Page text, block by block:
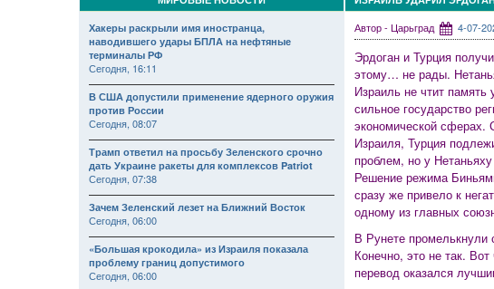
Автор - Царьград 4-07-
Эрдоган и Турция
этому… не рады.
Израиль не чтит
сильное государство
экономической сферах.
Израиля, Турция
проблем, но у
Решение режима
сразу же привело к
одному из главных
В Рунете промелькнули
Конечно, это не так.
перевод оказался
Хакеры раскрыли имя иностранца,
наводившего удары БПЛА на нефтяные
терминалы РФ
Сегодня, 16:11
В США допустили применение ядерного оружия
против России
Сегодня, 08:07
Трамп ответил на просьбу Зеленского срочно
дать Украине ракеты для комплексов Patriot
Сегодня, 07:38
Зачем Зеленский лезет на Ближний Восток
Сегодня, 06:00
«Большая крокодила» из Израиля показала
проблему границ допустимого
Сегодня, 06:00